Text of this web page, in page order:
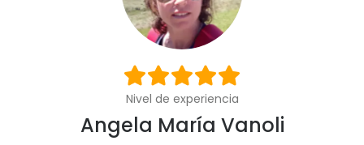
Nivel de experiencia
Angela María Vanoli